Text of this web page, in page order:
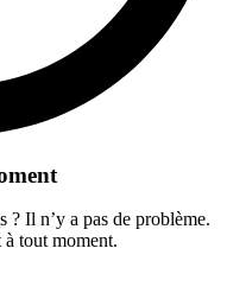
? Il n’y a pas de problème.
tout moment.